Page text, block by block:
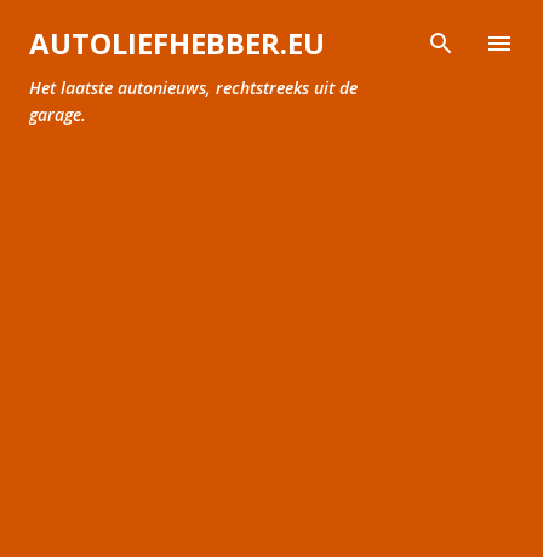
Doorgaan naar hoofdcontent
AUTOLIEFHEBBER.EU
Het laatste autonieuws, rechtstreeks uit de
garage.